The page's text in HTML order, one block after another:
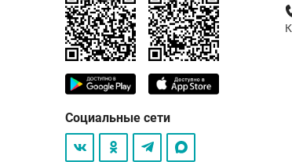
Социальные сети